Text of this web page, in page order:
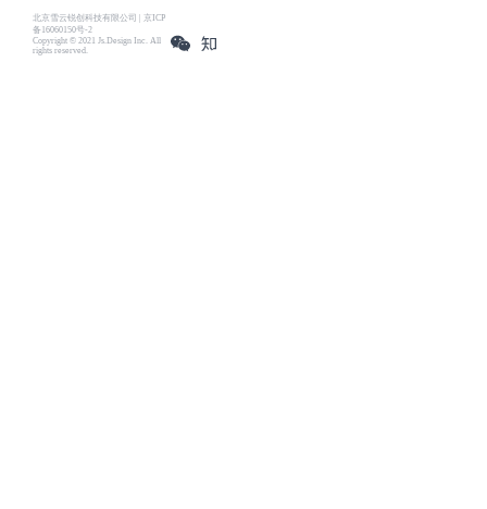
北京雪云锐创科技有限公司 | 京ICP
备16060150号-2
Copyright © 2021 Js.Design Inc. All
rights reserved.